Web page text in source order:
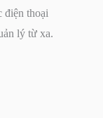
điện thoại
lý từ xa.